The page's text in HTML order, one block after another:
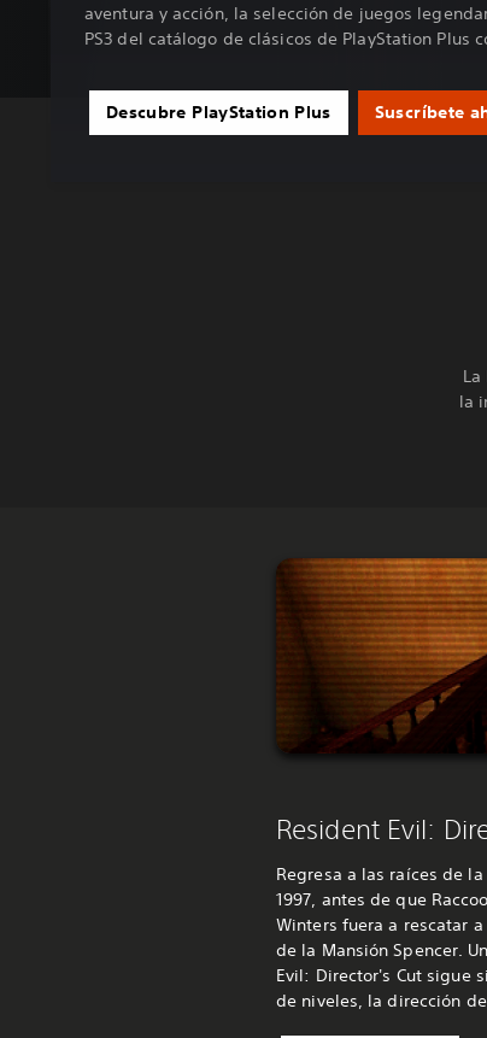
aventura y acción, la selección de juegos
PS3 del catálogo de clásicos de PlayStation Plus
Descubre PlayStation Plus Suscríbete
la
Resident Evil:
Regresa a las raíces de
1997, antes de que
Winters fuera a rescatar
de la Mansión Spencer.
Evil: Director's Cut sigue
de niveles, la dirección